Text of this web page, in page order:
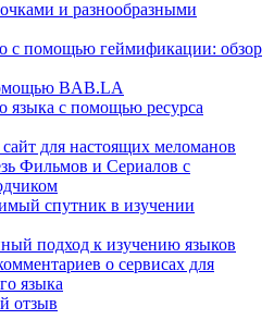
и разнообразными
с помощью геймификации: обзор
BAB.LA
языка с помощью ресурса
для настоящих меломанов
Фильмов и Сериалов с
спутник в изучении
подход к изучению языков
о сервисах для
языка
отзыв